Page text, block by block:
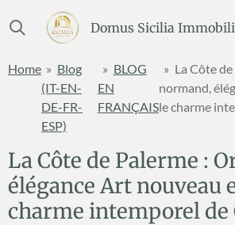
al
principale
Domus Sicilia
Home » Blog
(IT-EN-
DE-FR-
ESP)
» BLOG
EN
FRANÇAIS
» La Côte
normand,
le charme
La Côte de Palerme :
élégance Art nouveau
charme intemporel de